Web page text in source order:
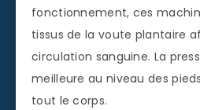
fonctionnement, ces
tissus de la voute plantaire
circulation sanguine. La
meilleure au niveau des
tout le corps.